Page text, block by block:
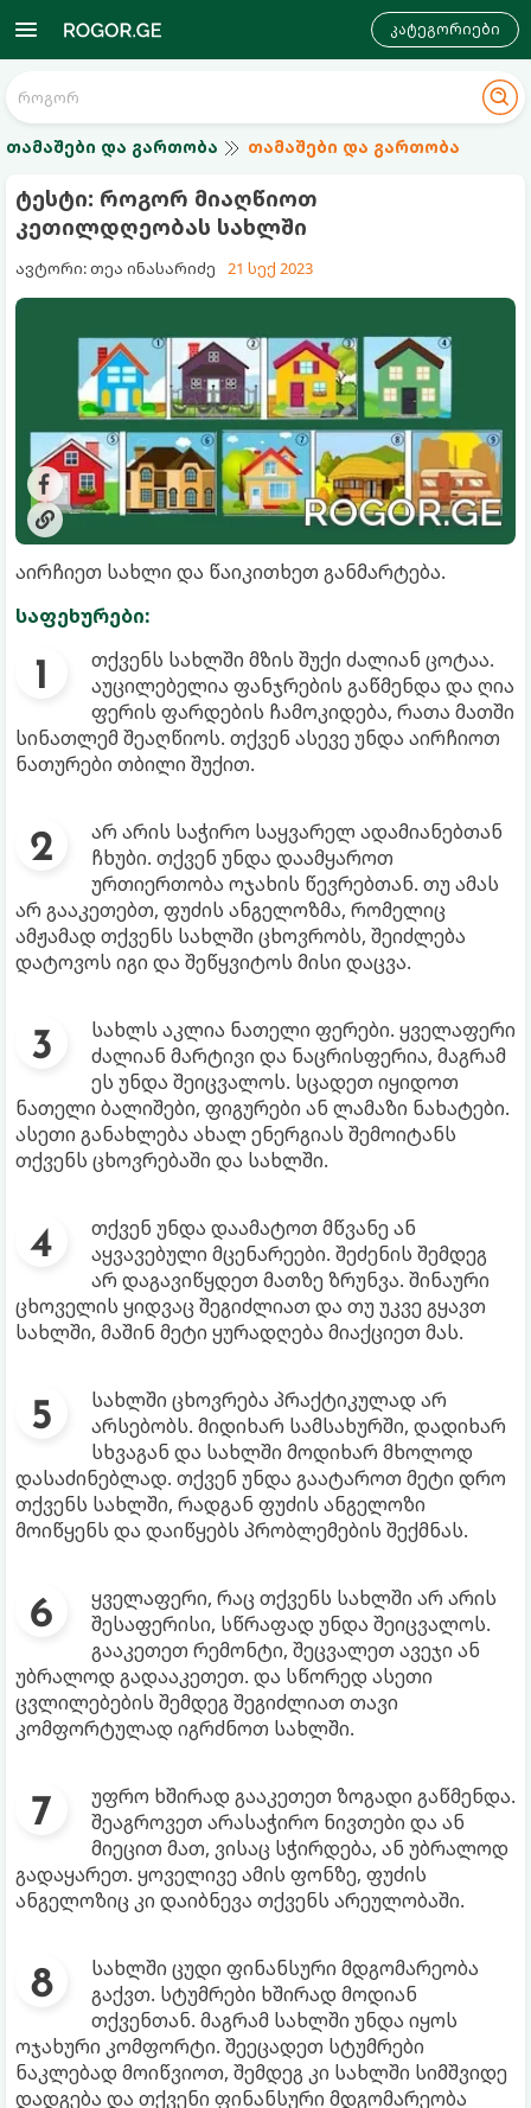
კატეგორიები
თამაშები და გართობა თამაშები და გართობა
ტესტი: როგორ მიაღწიოთ
კეთილდღეობას სახლში
ავტორი: თეა ინასარიძე 21 სექ 2023
აირჩიეთ სახლი და წაიკითხეთ განმარტება.
საფეხურები:
თქვენს სახლში მზის შუქი ძალიან ცოტაა.
აუცილებელია ფანჯრების გაწმენდა და ღია
ფერის ფარდების ჩამოკიდება, რათა მათში
სინათლემ შეაღწიოს. თქვენ ასევე უნდა აირჩიოთ
ნათურები თბილი შუქით.
არ არის საჭირო საყვარელ ადამიანებთან
ჩხუბი. თქვენ უნდა დაამყაროთ
ურთიერთობა ოჯახის წევრებთან. თუ ამას
არ გააკეთებთ, ფუძის ანგელოზმა, რომელიც
ამჟამად თქვენს სახლში ცხოვრობს, შეიძლება
დატოვოს იგი და შეწყვიტოს მისი დაცვა.
სახლს აკლია ნათელი ფერები. ყველაფერი
ძალიან მარტივი და ნაცრისფერია, მაგრამ
ეს უნდა შეიცვალოს. სცადეთ იყიდოთ
ნათელი ბალიშები, ფიგურები ან ლამაზი ნახატები.
ასეთი განახლება ახალ ენერგიას შემოიტანს
თქვენს ცხოვრებაში და სახლში.
თქვენ უნდა დაამატოთ მწვანე ან
აყვავებული მცენარეები. შეძენის შემდეგ
არ დაგავიწყდეთ მათზე ზრუნვა. შინაური
ცხოველის ყიდვაც შეგიძლიათ და თუ უკვე გყავთ
სახლში, მაშინ მეტი ყურადღება მიაქციეთ მას.
სახლში ცხოვრება პრაქტიკულად არ
არსებობს. მიდიხარ სამსახურში, დადიხარ
სხვაგან და სახლში მოდიხარ მხოლოდ
დასაძინებლად. თქვენ უნდა გაატაროთ მეტი დრო
თქვენს სახლში, რადგან ფუძის ანგელოზი
მოიწყენს და დაიწყებს პრობლემების შექმნას.
ყველაფერი, რაც თქვენს სახლში არ არის
შესაფერისი, სწრაფად უნდა შეიცვალოს.
გააკეთეთ რემონტი, შეცვალეთ ავეჯი ან
უბრალოდ გადააკეთეთ. და სწორედ ასეთი
ცვლილებების შემდეგ შეგიძლიათ თავი
კომფორტულად იგრძნოთ სახლში.
უფრო ხშირად გააკეთეთ ზოგადი გაწმენდა.
შეაგროვეთ არასაჭირო ნივთები და ან
მიეცით მათ, ვისაც სჭირდება, ან უბრალოდ
გადაყარეთ. ყოველივე ამის ფონზე, ფუძის
ანგელოზიც კი დაიბნევა თქვენს არეულობაში.
სახლში ცუდი ფინანსური მდგომარეობა
გაქვთ. სტუმრები ხშირად მოდიან
თქვენთან. მაგრამ სახლში უნდა იყოს
ოჯახური კომფორტი. შეეცადეთ სტუმრები
ნაკლებად მოიწვიოთ, შემდეგ კი სახლში სიმშვიდე
დადგება და თქვენი ფინანსური მდგომარეობა